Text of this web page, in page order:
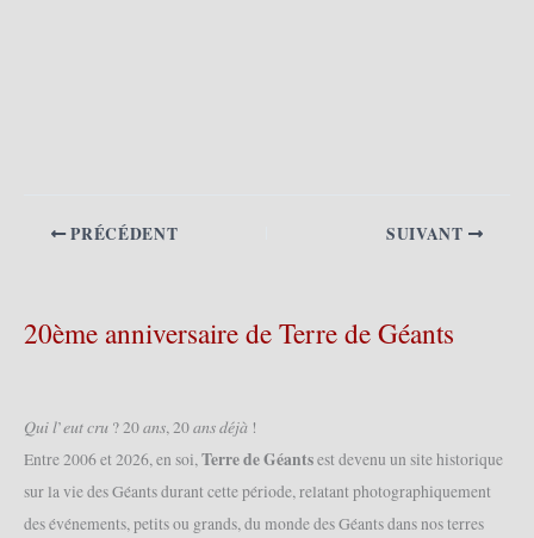
PRÉCÉDENT SUIVANT
20ème anniversaire de Terre de Géants
𝑄𝑢𝑖 𝑙’𝑒𝑢𝑡 𝑐𝑟𝑢 ? 20 𝑎𝑛𝑠, 20 𝑎𝑛𝑠 𝑑𝑒́𝑗𝑎̀ !
Entre 2006 et 2026, en soi,Terre de Géantsest devenu un site historique
sur la vie des Géants durant cette période, relatant photographiquement
des événements, petits ou grands, du monde des Géants dans nos terres